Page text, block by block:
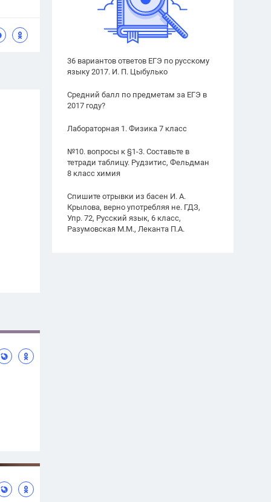
36 вариантов ответов ЕГЭ по русскому
языку 2017. И. П. Цыбулько
Средний балл по предметам за ЕГЭ в
2017 году?
Лабораторная 1. Физика 7 класс
№10. вопросы к §1-3. Составьте в
тетради таблицу. Рудзитис, Фельдман
8 класс химия
Спишите отрывки из басен И. А.
Крылова, верно употребляя не. ГДЗ,
Упр. 72, Русский язык, 6 класс,
Разумовская М.М., Леканта П.А.